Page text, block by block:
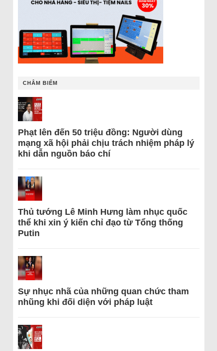
CHÂM BIẾM
Phạt lên đến 50 triệu đồng: Người dùng
mạng xã hội phải chịu trách nhiệm pháp lý
khi dẫn nguồn báo chí
Thủ tướng Lê Minh Hưng làm nhục quốc
thể khi xin ý kiến chỉ đạo từ Tổng thống
Putin
Sự nhục nhã của những quan chức tham
nhũng khi đối diện với pháp luật